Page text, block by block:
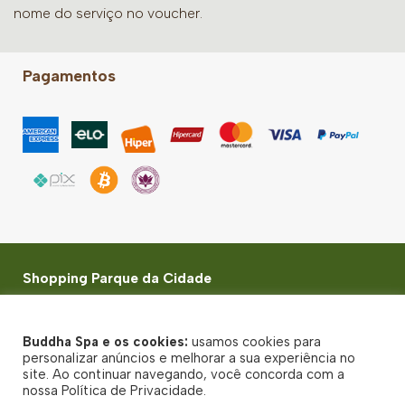
nome do serviço no voucher.
Pagamentos
Shopping Parque da Cidade
© Buddha Spa 2026 - Todos direitos reservados
Política de Privacidade
Buddha Spa e os cookies: usamos cookies para
personalizar anúncios e melhorar a sua experiência no
site. Ao continuar navegando, você concorda com a
nossa Política de Privacidade.